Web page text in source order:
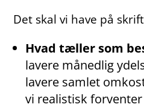
Det skal vi have på
Hvad tæller som
lavere månedlig
lavere samlet
vi realistisk